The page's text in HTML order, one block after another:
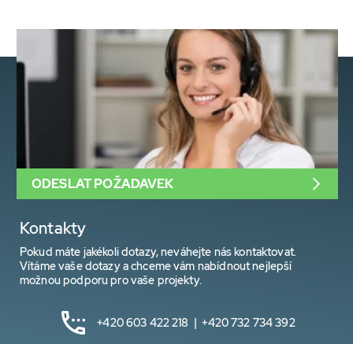
Kontakty
Pokud máte jakékoli dotazy, neváhejte nás kontaktovat.
Vítáme vaše dotazy a chceme vám nabídnout nejlepší
možnou podporu pro vaše projekty.
+420 603 422 218 | +420 732 734 392
ODESLAT POŽADAVEK